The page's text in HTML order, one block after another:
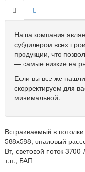
Наша компания
субдилером всех
продукции, что
— самые низкие на
Если вы все же
скорректируем для
минимальной.
Встраиваемый в
588х588, опаловый
Вт, световой поток
т.п., БАП